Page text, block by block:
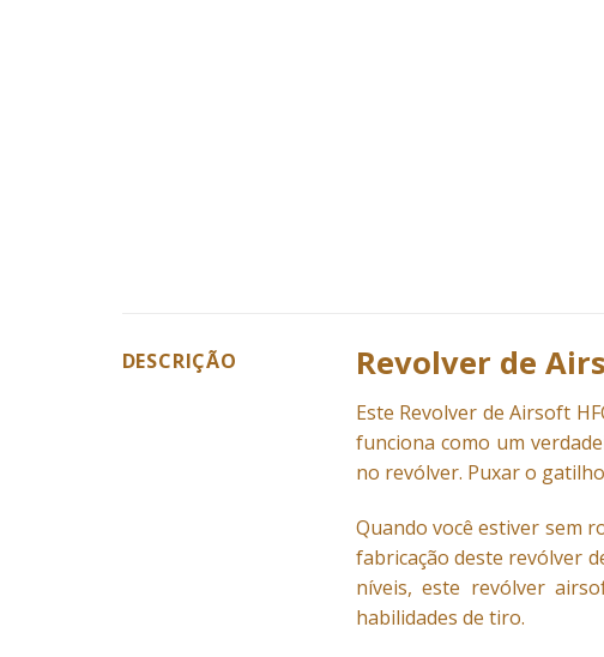
DESCRIÇÃO Revolver de
Este Revolver de Airsoft
funciona como um
no revólver. Puxar o
Quando você estiver sem
fabricação deste revólver
níveis, este revólver
habilidades de tiro.